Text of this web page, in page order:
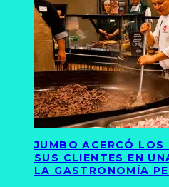
JUMBO ACERCÓ LOS
SUS CLIENTES EN
LA GASTRONOMÍA